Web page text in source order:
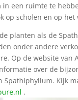
in een ruimte te
op scholen en op het
planten als de
onder andere
Op de website van
over de
Spathiphyllum. Kijk
.